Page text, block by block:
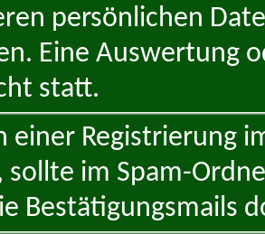
persönlichen
Eine Auswertung
statt.
einer Registrierung
sollte im Spam-
Bestätigungsmails